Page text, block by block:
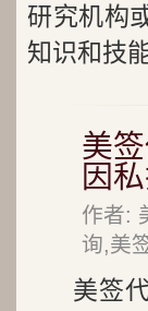
研究机构
知识和技
美
因
作者:
询,美
美签